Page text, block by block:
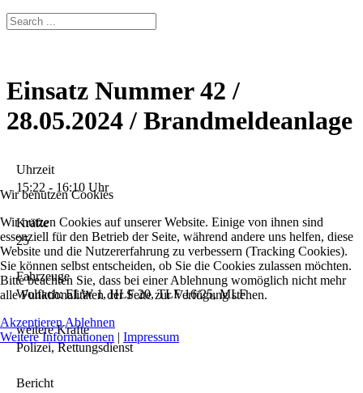
Einsatz Nummer 42 /
28.05.2024 / Brandmeldeanlage
Uhrzeit
15:22 - 16:10 Uhr
Kräfte
25
Fahrzeuge
Wolfach: ELW 1, HLF 20, TLF 16/25, MLF
weitere Kräfte
Polizei, Rettungsdienst
Bericht
Wir benutzen Cookies
Wir nutzen Cookies auf unserer Website. Einige von ihnen sind
essenziell für den Betrieb der Seite, während andere uns helfen, diese
Website und die Nutzererfahrung zu verbessern (Tracking Cookies).
Sie können selbst entscheiden, ob Sie die Cookies zulassen möchten.
Bitte beachten Sie, dass bei einer Ablehnung womöglich nicht mehr
alle Funktionalitäten der Seite zur Verfügung stehen.
Akzeptieren Ablehnen
Weitere Informationen | Impressum